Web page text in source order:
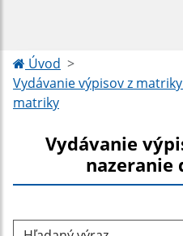
Úvod
Vydávanie výpisov z
matriky
Vydávanie
Hľadaný výraz...